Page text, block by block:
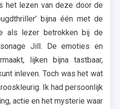
het lezen van deze door de
bijna één met de
als lezer betrokken bij de
Jill. De emoties en
lijken bijna tastbaar,
inleven. Toch was het wat
Ik had persoonlijk
actie en het mysterie waar